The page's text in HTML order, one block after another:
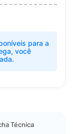
para a
você
Técnica